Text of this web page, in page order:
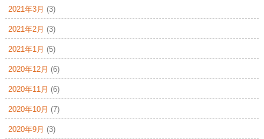
2021年3月 (3)
2021年2月 (3)
2021年1月 (5)
2020年12月 (6)
2020年11月 (6)
2020年10月 (7)
2020年9月 (3)